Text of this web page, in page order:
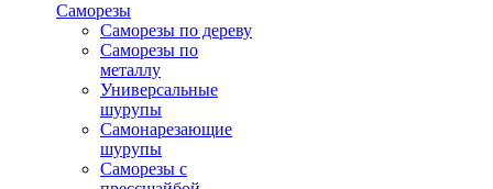
Саморезы
Саморезы по дереву
Саморезы по
металлу
Универсальные
шурупы
Самонарезающие
шурупы
Саморезы с